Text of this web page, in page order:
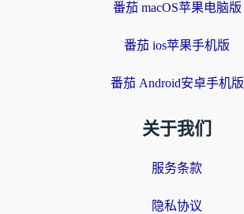
番茄 macOS苹果电脑版
番茄 ios苹果手机版
番茄 Android安卓手机版
关于我们
服务条款
隐私协议